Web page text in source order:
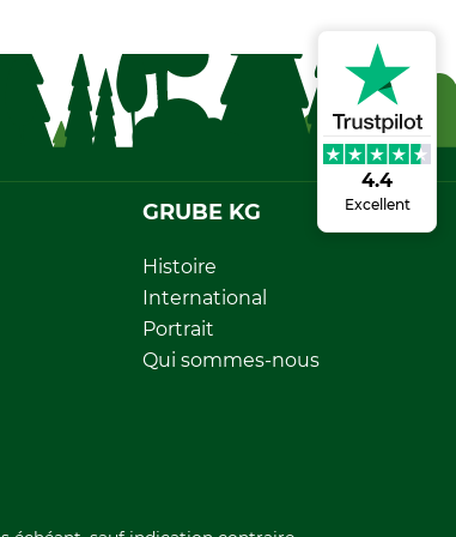
4.4
Excellent
GRUBE KG
Histoire
International
Portrait
Qui sommes-nous